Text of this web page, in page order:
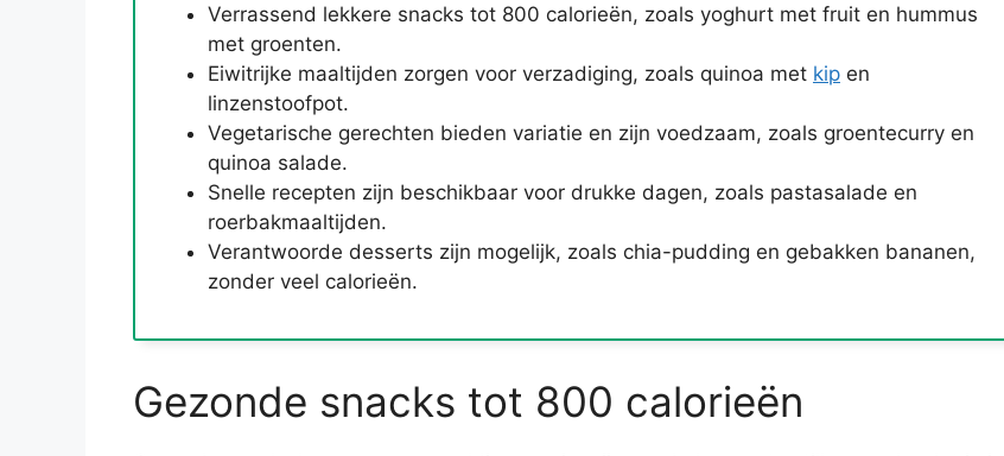
Verrassend lekkere snacks tot 800 calorieën, zoals yoghurt met fruit en hummus
met groenten.
Eiwitrijke maaltijden zorgen voor verzadiging, zoals quinoa met kip en
linzenstoofpot.
Vegetarische gerechten bieden variatie en zijn voedzaam, zoals groentecurry en
quinoa salade.
Snelle recepten zijn beschikbaar voor drukke dagen, zoals pastasalade en
roerbakmaaltijden.
Verantwoorde desserts zijn mogelijk, zoals chia-pudding en gebakken bananen,
zonder veel calorieën.
Gezonde snacks tot 800 calorieën